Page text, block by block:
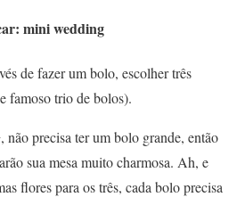
mini wedding
de fazer um bolo, escolher três
famoso trio de bolos).
, não precisa ter um bolo grande, então
sua mesa muito charmosa. Ah, e
flores para os três, cada bolo precisa